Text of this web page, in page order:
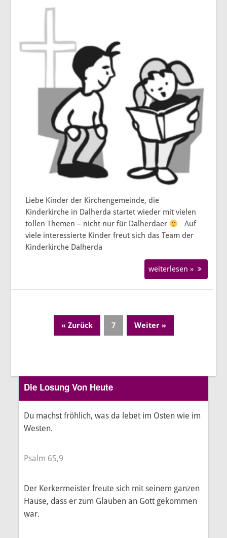
Liebe Kinder der Kirchengemeinde, die
Kinderkirche in Dalherda startet wieder mit vielen
tollen Themen – nicht nur für Dalherdaer
Auf
viele interessierte Kinder freut sich das Team der
Kinderkirche Dalherda
weiterlesen »
« Zurück
Page
7 Weiter »
Die Losung Von Heute
Du machst fröhlich, was da lebet im Osten wie im
Westen.
Psalm 65,9
Der Kerkermeister freute sich mit seinem ganzen
Hause, dass er zum Glauben an Gott gekommen
war.